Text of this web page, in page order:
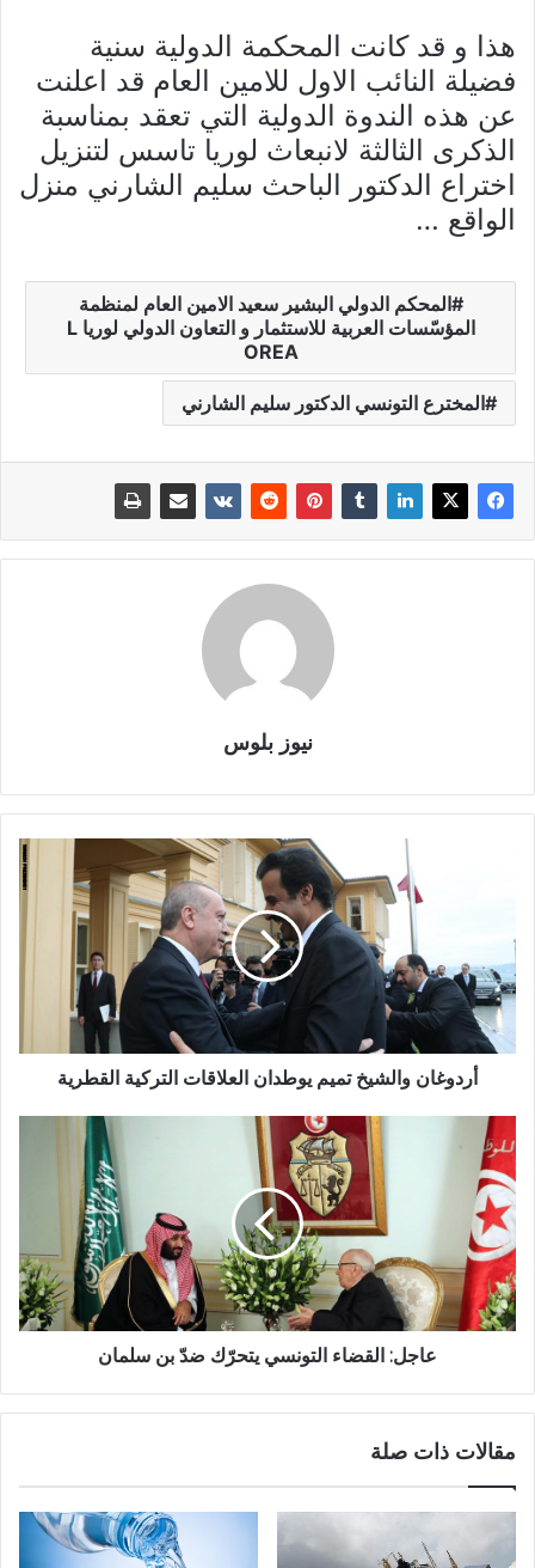
هذا و قد كانت المحكمة الدولية سنية
فضيلة النائب الاول للامين العام قد اعلنت
عن هذه الندوة الدولية التي تعقد بمناسبة
الذكرى الثالثة لانبعاث لوريا تاسس لتنزيل
اختراع الدكتور الباحث سليم الشارني منزل
الواقع …
المحكم الدولي البشير سعيد الامين العام لمنظمة
المؤسّسات العربية للاستثمار و التعاون الدولي لوريا L
OREA
المخترع التونسي الدكتور سليم الشارني
نيوز بلوس
أردوغان والشيخ تميم يوطدان العلاقات التركية القطرية
عاجل: القضاء التونسي يتحرّك ضدّ بن سلمان
مقالات ذات صلة